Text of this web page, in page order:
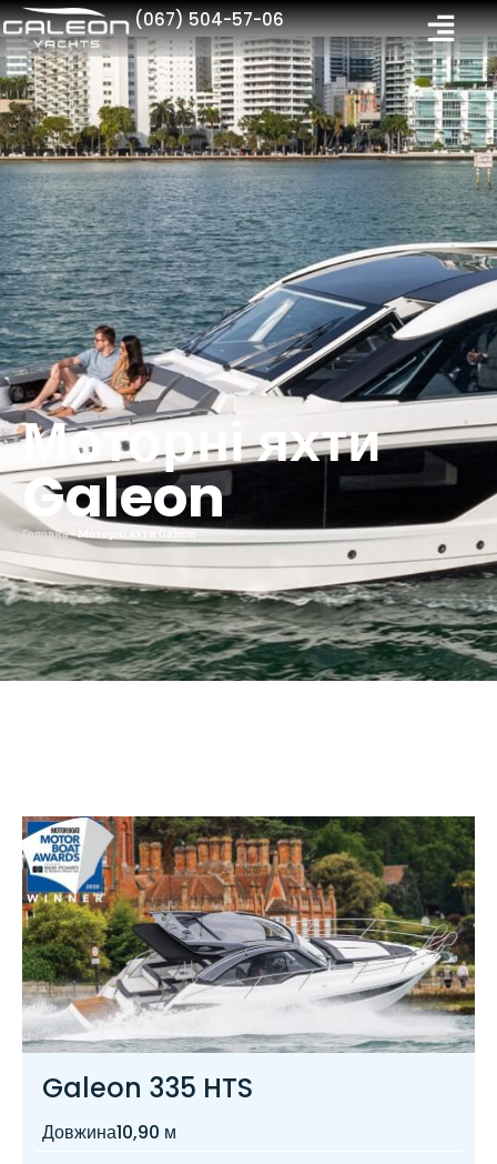
(067) 504-57-06
Моторні яхти Galeon
Моторні яхти
Galeon
Головна-Моторні яхти Galeon
Galeon 335 HTS
Довжина10,90 м